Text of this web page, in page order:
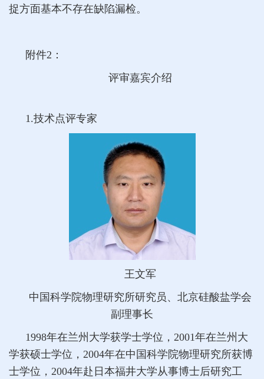
捉方面基本不存在缺陷漏检。
附件2：
评审嘉宾介绍
1.技术点评专家
王文军
中国科学院物理研究所研究员、 北京硅酸盐学会
副理事长
1998年在兰州大学获学士学位，2001年在兰州大
学获硕士学位，2004年在中国科学院物理研究所获博
士学位，2004年赴日本福井大学从事博士后研究工